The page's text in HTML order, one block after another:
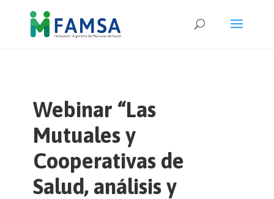
Webinar “Las
Mutuales y
Cooperativas de
Salud, análisis y